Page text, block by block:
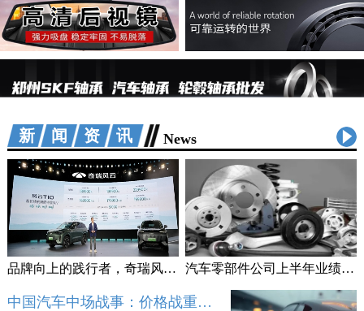
新闻资讯 News
品牌向上的践行者，奇瑞风云T10上市售18.99万元起 汽车零部件公司上半年业绩频预喜 加速拓展海外市场
中国汽车中场战事：价格战重锤零部件供应商